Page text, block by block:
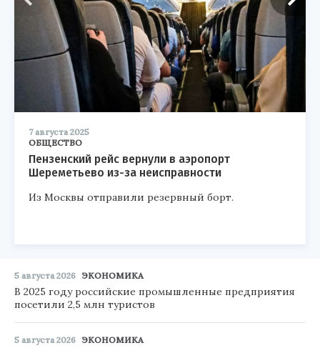
7 августа 2025
ОБЩЕСТВО
Пензенский рейс вернули в аэропорт
Шереметьево из-за неисправности
Из Москвы отправили резервный борт.
5 августа 2026 ЭКОНОМИКА
В 2025 году российские промышленные предприятия
посетили 2,5 млн туристов
5 августа 2026 ЭКОНОМИКА